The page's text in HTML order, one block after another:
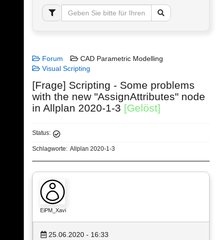
Forum
CAD Parametric Modelling
Visual Scripting
[Frage] Scripting - Some problems
with the new "AssignAttributes" node
in Allplan 2020-1-3 [Gelöst]
Status:
Schlagworte: Allplan 2020-1-3
EiPM_Xavi
25.06.2020 - 16:33